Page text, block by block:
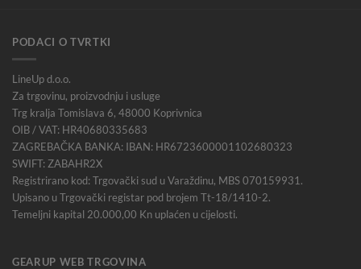
PODACI O TVRTKI
LineUp d.o.o.
Za trgovinu, proizvodnju i usluge
Trg kralja Tomislava 6, 48000 Koprivnica
OIB / VAT: HR40680335683
ZAGREBAČKA BANKA: IBAN: HR6723600001102680323
SWIFT: ZABAHR2X
Registrirano kod: Trgovački sud u Varaždinu, MBS 070159931.
Upisano u Trgovački registar pod brojem Tt-18/1410-2.
Temeljni kapital 20.000,00 Kn uplaćen u cijelosti.
GEARUP WEB TRGOVINA